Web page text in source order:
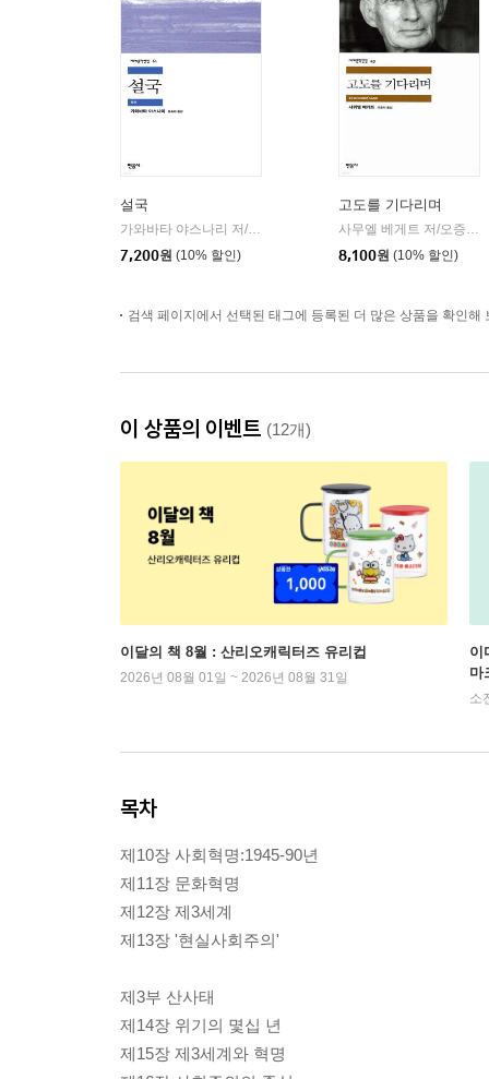
설국
가와바타 야스나리 저/유숙자 역
민음사
7,200원 (10% 할인)
고도를 기다리며
사무엘 베게트 저/오증자 역
8,100원 (10% 할인)
검색 페이지에서 선택된 태그에 등록된 더 많은 상품을 확인해
이 상품의 이벤트 (12개)
이달의 책 8월 : 산리오캐릭터즈 유리컵
2026년 08월 01일 ~ 2026년 08월 31일
이
마
소
목차
제10장 사회혁명:1945-90년
제11장 문화혁명
제12장 제3세계
제13장 '현실사회주의'
제3부 산사태
제14장 위기의 몇십 년
제15장 제3세계와 혁명